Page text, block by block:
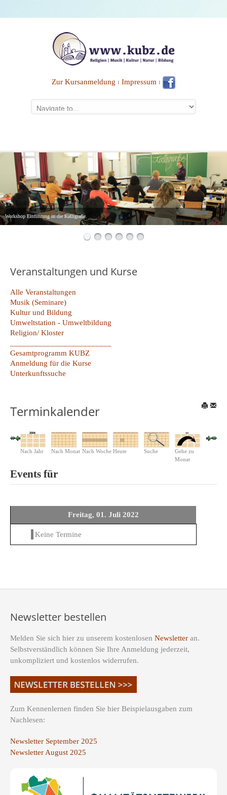
Zur Kursanmeldung ⏐ Impressum ⏐
Workshop Einführung in die Kalligrafie.
Veranstaltungen und Kurse
Alle Veranstaltungen
Musik (Seminare)
Kultur und Bildung
Umweltstation - Umweltbildung
Religion/ Kloster
Gesamtprogramm KUBZ
Anmeldung für die Kurse
Unterkunftssuche
Terminkalender
Nach Jahr Nach Monat Nach Woche Heute Suche
Gehe zu
Monat
Events für
Freitag, 01. Juli 2022
Keine Termine
Newsletter bestellen
Melden Sie sich hier zu unserem kostenlosen Newsletter an.
Selbstverständlich können Sie Ihre Anmeldung jederzeit,
unkompliziert und kostenlos widerrufen.
Zum Kennenlernen finden Sie hier Beispielausgaben zum
Nachlesen:
Newsletter September 2025
Newsletter August 2025